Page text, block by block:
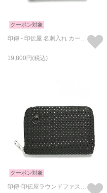
クーポン対象
印傳 - 印伝屋 名刺入れ カードケース チェック柄
19,800
クーポン対象
印傳-印伝屋ラウンドファスナー三つ折り財布ドット柄/小銭入れ・ミニ財布